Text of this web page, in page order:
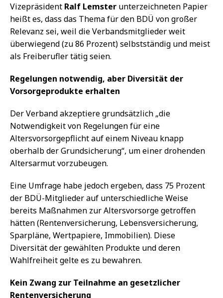
Vizepräsident Ralf Lemster unterzeichneten Papier
heißt es, dass das Thema für den BDÜ von großer
Relevanz sei, weil die Verbandsmitglieder weit
überwiegend (zu 86 Prozent) selbstständig und meist
als Freiberufler tätig seien.
Regelungen notwendig, aber Diversität der
Vorsorgeprodukte erhalten
Der Verband akzeptiere grundsätzlich „die
Notwendigkeit von Regelungen für eine
Altersvorsorgepflicht auf einem Niveau knapp
oberhalb der Grundsicherung“, um einer drohenden
Altersarmut vorzubeugen.
Eine Umfrage habe jedoch ergeben, dass 75 Prozent
der BDÜ-Mitglieder auf unterschiedliche Weise
bereits Maßnahmen zur Altersvorsorge getroffen
hätten (Rentenversicherung, Lebensversicherung,
Sparpläne, Wertpapiere, Immobilien). Diese
Diversität der gewählten Produkte und deren
Wahlfreiheit gelte es zu bewahren.
Kein Zwang zur Teilnahme an gesetzlicher
Rentenversicherung